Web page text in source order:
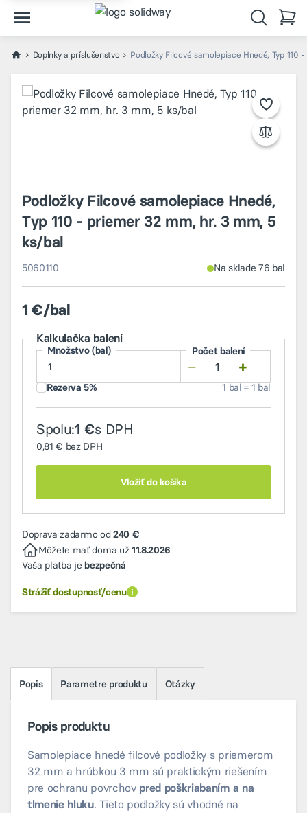
Doplnky a príslušenstvo Podložky Filcové samolepiace Hnedé, Typ
Podložky Filcové samolepiace Hnedé,
Typ 110 - priemer 32 mm, hr. 3 mm, 5
ks/bal
5060110 Na sklade 76 bal
1 €/bal
Kalkulačka balení
Množstvo (bal) Počet balení
− +
Rezerva 5% 1 bal = 1 bal
Spolu:1 €s DPH
0,81 € bez DPH
Vložiť do košíka
Doprava zadarmo od240 €
Môžete mať doma už11.8.2026
Vaša platba jebezpečná
Strážiť dostupnosť/cenu
Popis Parametre produktu Otázky
Popis produktu
Samolepiace hnedé filcové podložky s priemerom
32 mm a hrúbkou 3 mm sú praktickým riešením
pre ochranu povrchov pred poškriabaním a na
tlmenie hluku. Tieto podložky sú vhodné na